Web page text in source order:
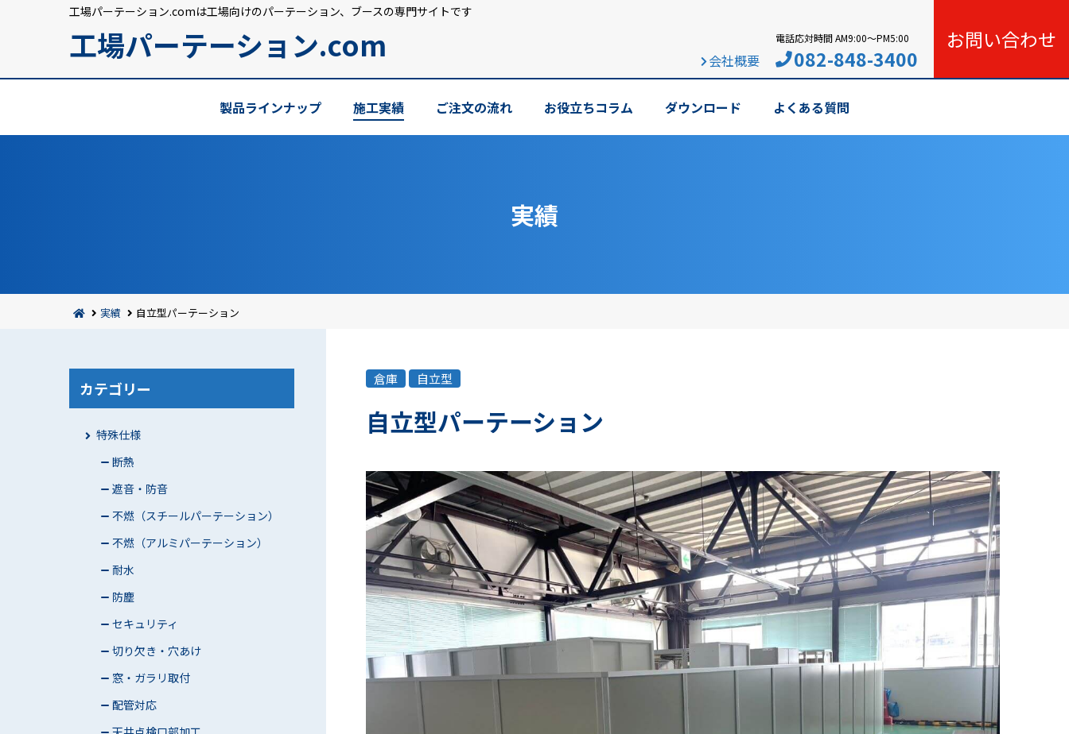
工場パーテーション.comは工場向けのパーテーション、ブースの専門サイトです
工場パーテーション.com 会社概要
電話応対時間 AM9:00〜PM5:00
082-848-3400
お問い合わせ
製品ラインナップ 施工実績 ご注文の流れ お役立ちコラム ダウンロード よくある質問
実績
実績 自立型パーテーション
カテゴリー
特殊仕様
断熱
遮音・防音
不燃（スチールパーテーション）
不燃（アルミパーテーション）
耐水
防塵
セキュリティ
切り欠き・穴あけ
窓・ガラリ取付
配管対応
倉庫 自立型
自立型パーテーション